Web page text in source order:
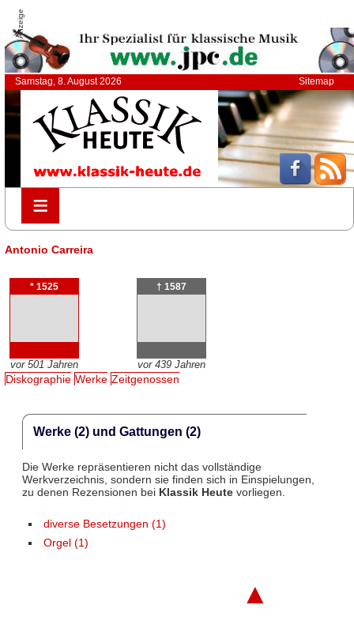
Anzeige
Samstag, 8. August 2026 Sitemap
≡
≡
Antonio Carreira
* 1525
vor 501 Jahren
† 1587
vor 439 Jahren
Diskographie Werke Zeitgenossen
Werke (2) und Gattungen (2)
Die Werke repräsentieren nicht das vollständige
Werkverzeichnis, sondern sie finden sich in Einspielungen,
zu denen Rezensionen bei Klassik Heutevorliegen.
diverse Besetzungen (1)
Orgel (1)
▲